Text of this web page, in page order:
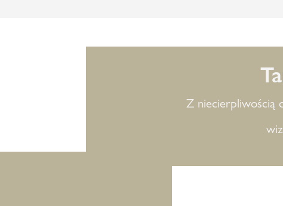
Z niecierpliwością